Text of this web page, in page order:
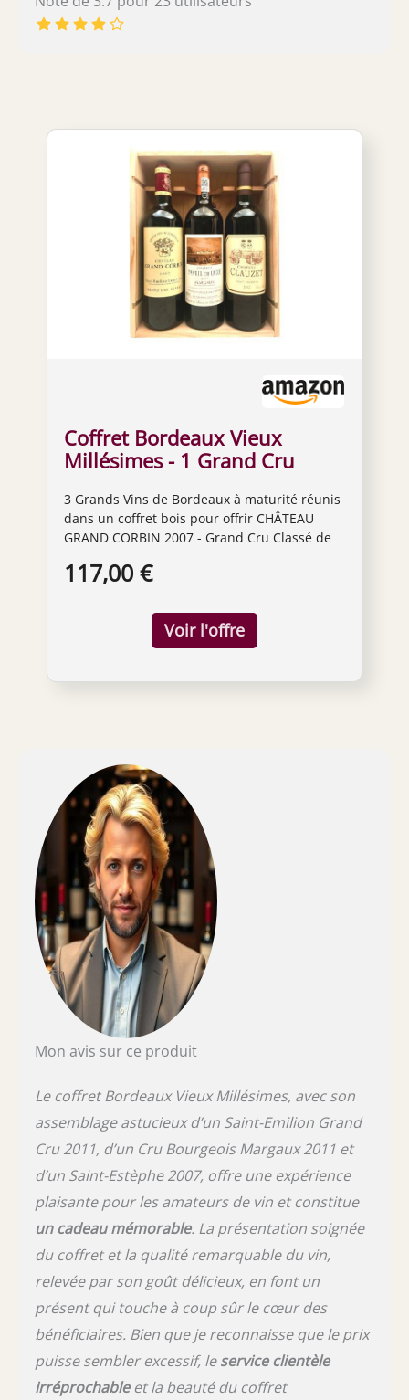
Coffret Bordeaux Vieux
Millésimes - 1 Grand Cru
+ 1 Cru Bourgeois Margaux
2011 + 1 Saint-Estephe 2012 !
3 Grands Vins de Bordeaux à maturité réunis
dans un coffret bois pour offrir CHÂTEAU
GRAND CORBIN 2007 - Grand Cru Classé de
Franc CHÂTEAU PAVEIL DE LUZE 2011 -
Cabernet Sauvignon, Merlot CHÂTEAU
CLUZET 2012 - Saint-Estèphe - Vin Rouge -
Cabernet Sauvignon, Merlot
117,00 €
Mon avis sur ce produit
Le coffret Bordeaux Vieux Millésimes, avec son
assemblage astucieux d’un Saint-Emilion Grand
Cru 2011, d’un Cru Bourgeois Margaux 2011 et
d’un Saint-Estèphe 2007, offre une expérience
plaisante pour les amateurs de vin et constitue
un cadeau mémorable. La présentation soignée
du coffret et la qualité remarquable du vin,
relevée par son goût délicieux, en font un
présent qui touche à coup sûr le cœur des
bénéficiaires. Bien que je reconnaisse que le prix
puisse sembler excessif, leservice clientèle
irréprochableet la beauté du coffret